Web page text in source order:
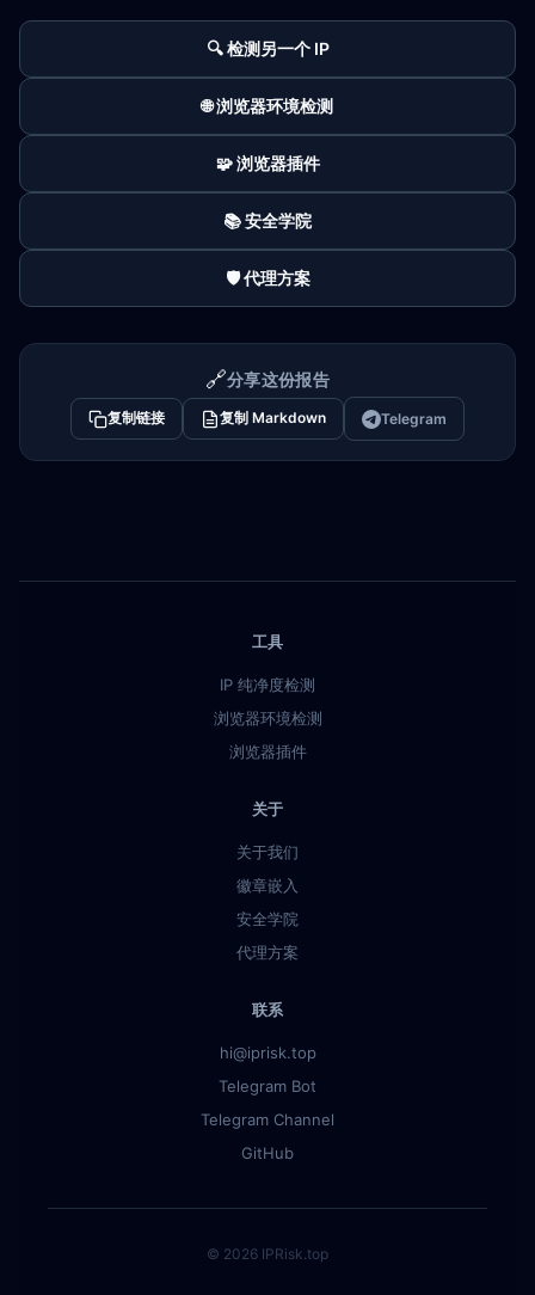
🔍 检测另一个 IP
🌐 浏览器环境检测
🧩 浏览器插件
📚 安全学院
🛡️ 代理方案
🔗分享这份报告
复制链接 复制 Markdown Telegram
工具
IP 纯净度检测
浏览器环境检测
浏览器插件
关于
关于我们
徽章嵌入
安全学院
代理方案
联系
hi@iprisk.top
Telegram Bot
Telegram Channel
GitHub
© 2026 IPRisk.top